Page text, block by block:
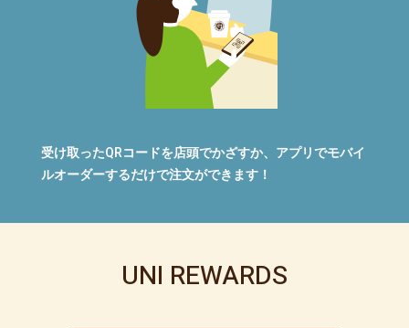
受け取ったQRコードを店頭でかざすか、アプリでモバイ
ルオーダーするだけで注文ができます！
UNI REWARDS